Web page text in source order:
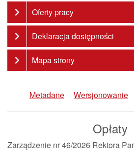
Oferty pracy
Deklaracja dostępności
Mapa strony
Metadane Wersjonowanie
Opłaty
Zarządzenie nr 46/2026 Rektora